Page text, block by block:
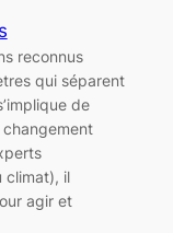
reconnus
qui séparent
de
climat), il
agir et